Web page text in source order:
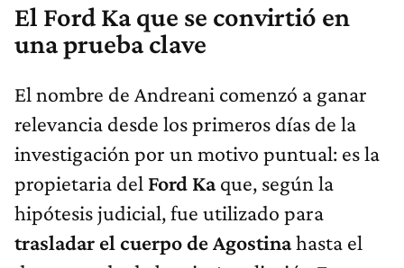
El Ford Ka que se convirtió en
una prueba clave
El nombre de Andreani comenzó a ganar
relevancia desde los primeros días de la
investigación por un motivo puntual: es la
propietaria del Ford Kaque, según la
hipótesis judicial, fue utilizado para
trasladar el cuerpo de Agostinahasta el